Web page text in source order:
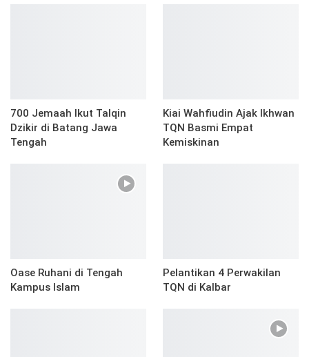
700 Jemaah Ikut Talqin
Dzikir di Batang Jawa
Tengah
Kiai Wahfiudin Ajak Ikhwan
TQN Basmi Empat
Kemiskinan
Oase Ruhani di Tengah
Kampus Islam
Pelantikan 4 Perwakilan
TQN di Kalbar